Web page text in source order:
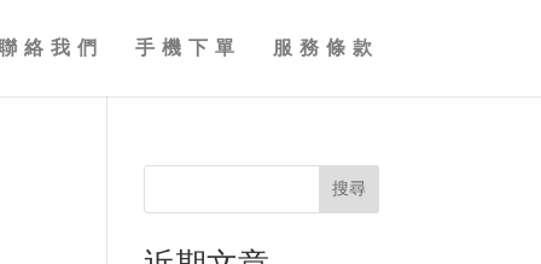
絡我們 手機下單 服務條款
搜尋